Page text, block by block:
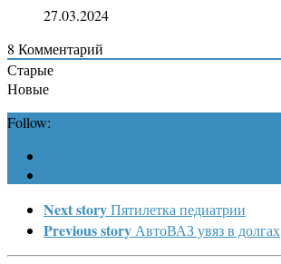
27.03.2024
8 Комментарий
Старые
Новые
Follow:
Next storyПятилетка педиатрии
Previous story АвтоВАЗ увяз в долгах